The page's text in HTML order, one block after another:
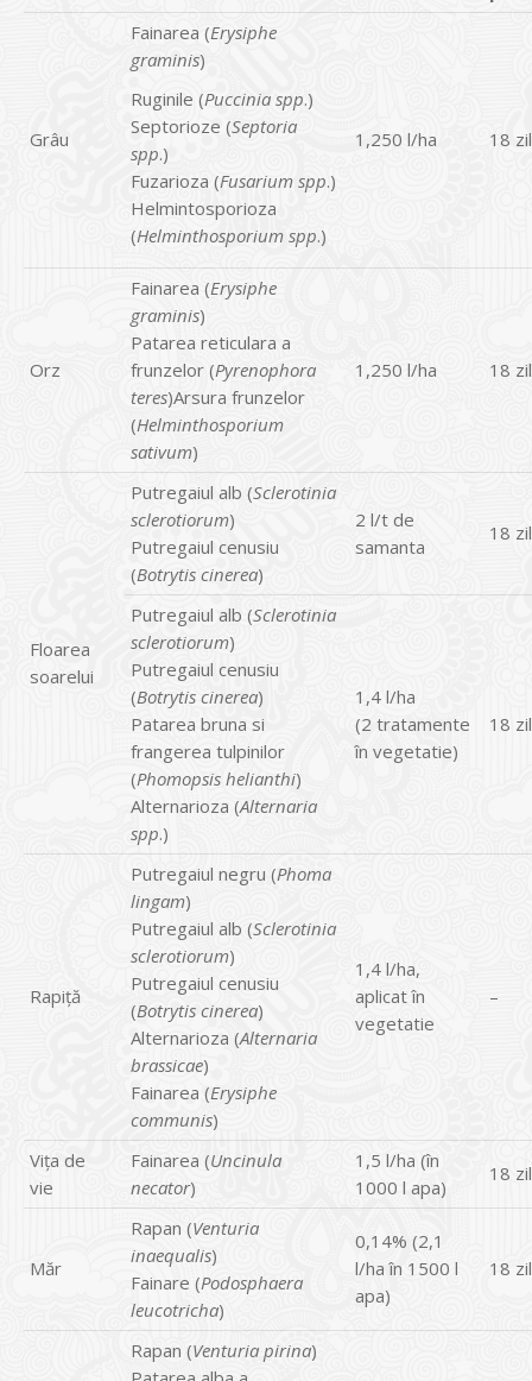
Grâu
Fainarea (Erysiphe
graminis)
Ruginile (Puccinia spp.)
Septorioze (Septoria
spp.)
Fuzarioza (Fusarium spp.)
Helmintosporioza
(Helminthosporium spp.)
1,250 l/ha 18
Orz
Fainarea (Erysiphe
graminis)
Patarea reticulara a
frunzelor (Pyrenophora
teres)Arsura frunzelor
(Helminthosporium
sativum)
1,250 l/ha 18
Floarea
soarelui
Putregaiul alb (Sclerotinia
sclerotiorum)
Putregaiul cenusiu
(Botrytis cinerea)
2 l/t de
samanta
18
Putregaiul alb (Sclerotinia
sclerotiorum)
Putregaiul cenusiu
(Botrytis cinerea)
Patarea bruna si
frangerea tulpinilor
(Phomopsis helianthi)
Alternarioza (Alternaria
spp.)
1,4 l/ha
(2 tratamente
în vegetatie)
18
Rapiță
Putregaiul negru (Phoma
lingam)
Putregaiul alb (Sclerotinia
sclerotiorum)
Putregaiul cenusiu
(Botrytis cinerea)
Alternarioza (Alternaria
brassicae)
Fainarea (Erysiphe
communis)
1,4 l/ha,
aplicat în
vegetatie
–
Vița de
vie
Fainarea (Uncinula
necator)
1,5 l/ha (în
1000 l apa)
18
Măr
Rapan (Venturia
inaequalis)
Fainare (Podosphaera
leucotricha)
0,14% (2,1
l/ha în 1500 l
apa)
18
Rapan (Venturia pirina)